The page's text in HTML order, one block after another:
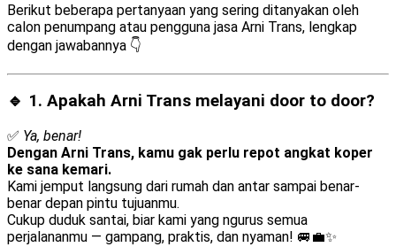
Berikut beberapa pertanyaan yang sering ditanyakan oleh
calon penumpang atau pengguna jasa Arni Trans, lengkap
dengan jawabannya 👇
🔹 1. Apakah Arni Trans melayani door to door?
✅ Ya, benar!
Dengan Arni Trans, kamu gak perlu repot angkat koper
ke sana kemari.
Kami jemput langsung dari rumah dan antar sampai benar-
benar depan pintu tujuanmu.
Cukup duduk santai, biar kami yang ngurus semua
perjalananmu — gampang, praktis, dan nyaman! 🚐💼✨